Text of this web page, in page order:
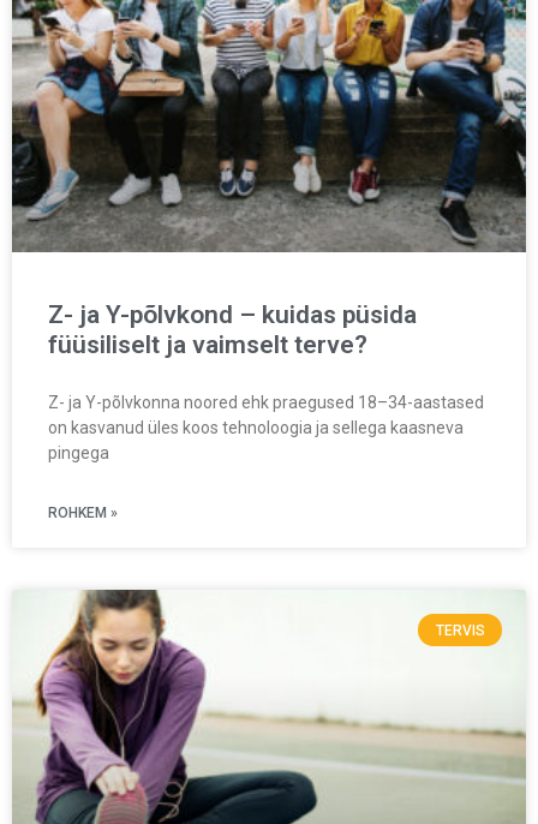
Z- ja Y-põlvkond – kuidas püsida
füüsiliselt ja vaimselt terve?
Z- ja Y-põlvkonna noored ehk praegused 18–34-aastased
on kasvanud üles koos tehnoloogia ja sellega kaasneva
pingega
ROHKEM »
TERVIS